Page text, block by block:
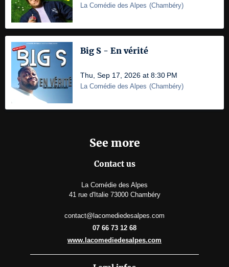
La Comédie des Alpes (Chambéry)
Big S - En vérité
Thu, Sep 17, 2026 at 8:30 PM
La Comédie des Alpes (Chambéry)
See more
Contact us
La Comédie des Alpes
41 rue d'Italie 73000 Chambéry
contact@lacomediedesalpes.com
07 66 73 12 68
www.lacomediedesalpes.com